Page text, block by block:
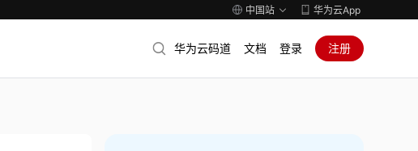
中国站 华为云App
华为云码道 文档 登录 注册